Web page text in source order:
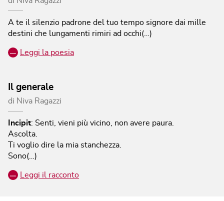
A te il silenzio padrone del tuo tempo signore dai mille
destini che lungamenti rimiri ad occhi(…)
… Leggi la poesia
Il generale
di Niva Ragazzi
Incipit: Senti, vieni più vicino, non avere paura.
Ascolta.
Ti voglio dire la mia stanchezza.
Sono(…)
… Leggi il racconto